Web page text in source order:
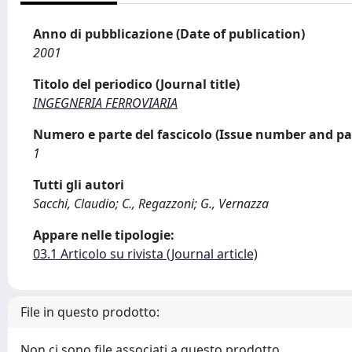
Anno di pubblicazione (Date of publication)
2001
Titolo del periodico (Journal title)
INGEGNERIA FERROVIARIA
Numero e parte del fascicolo (Issue number and
1
Tutti gli autori
Sacchi, Claudio; C., Regazzoni; G., Vernazza
Appare nelle tipologie:
03.1 Articolo su rivista (Journal article)
File in questo prodotto: